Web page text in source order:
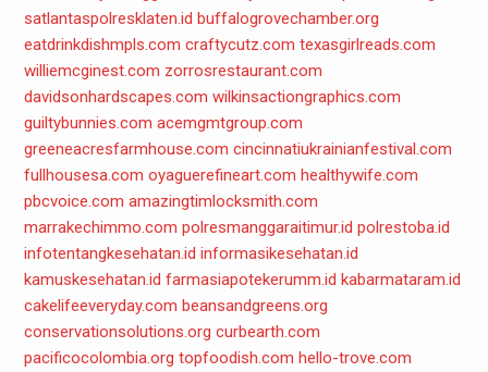
satlantaspolresklaten.id buffalogrovechamber.org
eatdrinkdishmpls.com craftycutz.com texasgirlreads.com
williemcginest.com zorrosrestaurant.com
davidsonhardscapes.com wilkinsactiongraphics.com
guiltybunnies.com acemgmtgroup.com
greeneacresfarmhouse.com cincinnatiukrainianfestival.com
fullhousesa.com oyaguerefineart.com healthywife.com
pbcvoice.com amazingtimlocksmith.com
marrakechimmo.com polresmanggaraitimur.id polrestoba.id
infotentangkesehatan.id informasikesehatan.id
kamuskesehatan.id farmasiapotekerumm.id kabarmataram.id
cakelifeeveryday.com beansandgreens.org
conservationsolutions.org curbearth.com
pacificocolombia.org topfoodish.com hello-trove.com